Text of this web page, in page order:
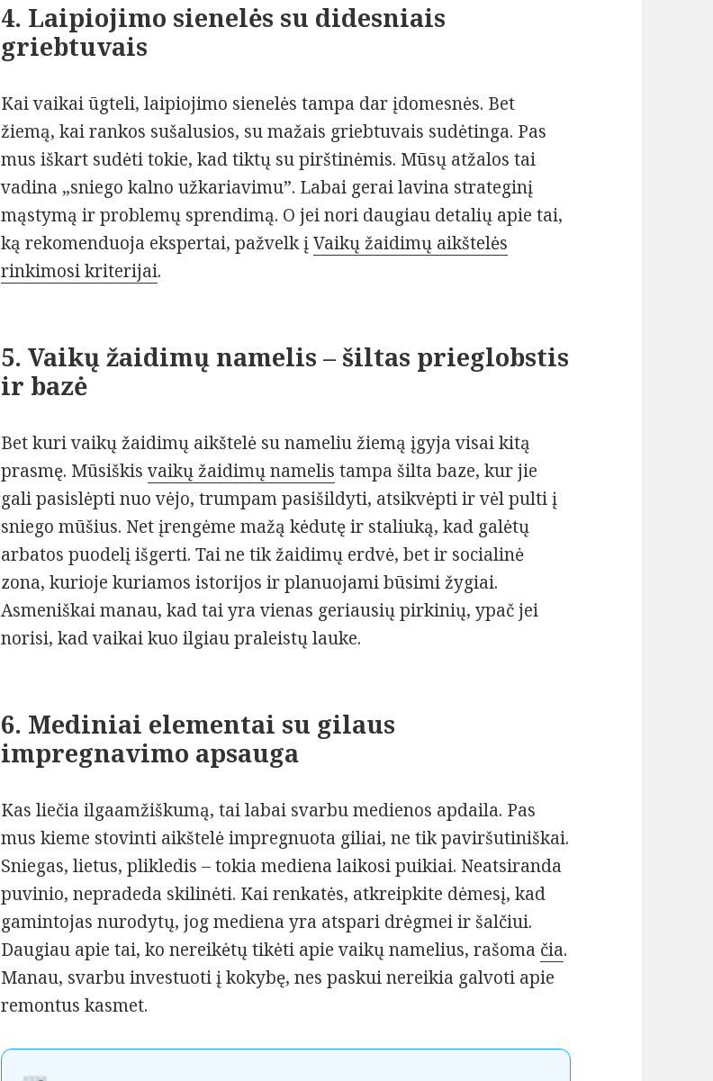
4. Laipiojimo sienelės su didesniais
griebtuvais
Kai vaikai ūgteli, laipiojimo sienelės tampa dar įdomesnės. Bet
žiemą, kai rankos sušalusios, su mažais griebtuvais sudėtinga. Pas
mus iškart sudėti tokie, kad tiktų su pirštinėmis. Mūsų atžalos tai
vadina „sniego kalno užkariavimu”. Labai gerai lavina strateginį
mąstymą ir problemų sprendimą. O jei nori daugiau detalių apie tai,
ką rekomenduoja ekspertai, pažvelk įVaikų žaidimų aikštelės
rinkimosi kriterijai.
5. Vaikų žaidimų namelis – šiltas prieglobstis
ir bazė
Bet kuri vaikų žaidimų aikštelė su nameliu žiemą įgyja visai kitą
prasmę. Mūsiškisvaikų žaidimų namelis tampa šilta baze, kur jie
gali pasislėpti nuo vėjo, trumpam pasišildyti, atsikvėpti ir vėl pulti į
sniego mūšius. Net įrengėme mažą kėdutę ir staliuką, kad galėtų
arbatos puodelį išgerti. Tai ne tik žaidimų erdvė, bet ir socialinė
zona, kurioje kuriamos istorijos ir planuojami būsimi žygiai.
Asmeniškai manau, kad tai yra vienas geriausių pirkinių, ypač jei
norisi, kad vaikai kuo ilgiau praleistų lauke.
6. Mediniai elementai su gilaus
impregnavimo apsauga
Kas liečia ilgaamžiškumą, tai labai svarbu medienos apdaila. Pas
mus kieme stovinti aikštelė impregnuota giliai, ne tik paviršutiniškai.
Sniegas, lietus, plikledis – tokia mediena laikosi puikiai. Neatsiranda
puvinio, nepradeda skilinėti. Kai renkatės, atkreipkite dėmesį, kad
gamintojas nurodytų, jog mediena yra atspari drėgmei ir šalčiui.
Daugiau apie tai, ko nereikėtų tikėti apie vaikų namelius, rašoma čia.
Manau, svarbu investuoti į kokybę, nes paskui nereikia galvoti apie
remontus kasmet.